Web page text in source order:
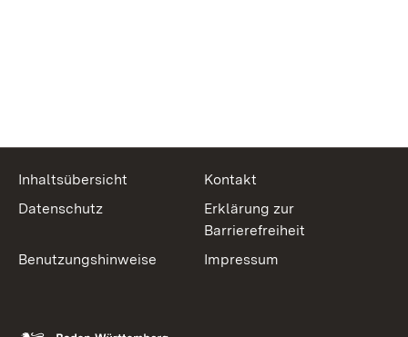
Inhaltsübersicht
Kontakt
Datenschutz
Erklärung zur
Barrierefreiheit
Benutzungshinweise
Impressum